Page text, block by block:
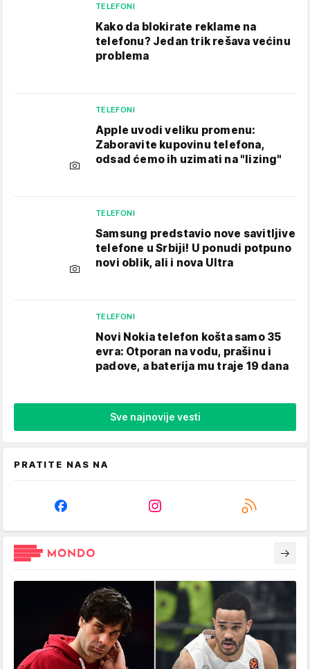
TELEFONI
Kako da blokirate reklame na
telefonu​? Jedan trik rešava većinu
problema
TELEFONI
Apple uvodi veliku promenu:
Zaboravite kupovinu telefona,
odsad ćemo ih uzimati na "lizing"
TELEFONI
Samsung predstavio nove savitljive
telefone u Srbiji! U ponudi potpuno
novi oblik, ali i nova Ultra
TELEFONI
Novi Nokia telefon košta samo 35
evra: Otporan na vodu, prašinu i
padove, a baterija mu traje 19 dana
Sve najnovije vesti
PRATITE NAS NA